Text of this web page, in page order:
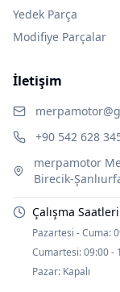
Yedek Parça
Modifiye Parçalar
İletişim
+90 542 628
merpamotor
Birecik-
Çalışma Saatleri
Pazartesi - Cuma:
Cumartesi:09:00 -
Pazar: Kapalı